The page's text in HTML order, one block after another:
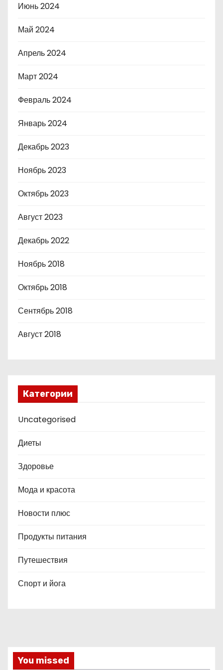
Июнь 2024
Май 2024
Апрель 2024
Март 2024
Февраль 2024
Январь 2024
Декабрь 2023
Ноябрь 2023
Октябрь 2023
Август 2023
Декабрь 2022
Ноябрь 2018
Октябрь 2018
Сентябрь 2018
Август 2018
Категории
Uncategorised
Диеты
Здоровье
Мода и красота
Новости плюс
Продукты питания
Путешествия
Спорт и йога
You missed